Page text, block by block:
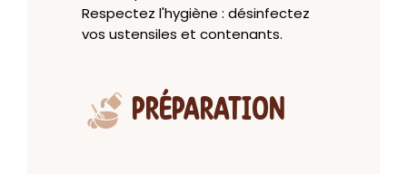
Respectez l'hygiène : désinfectez
vos ustensiles et contenants.
PRÉPARATION